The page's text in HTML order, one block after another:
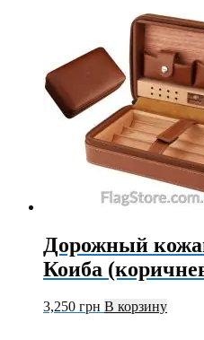
Дорожный
Коиба
3,250 грн В корзину